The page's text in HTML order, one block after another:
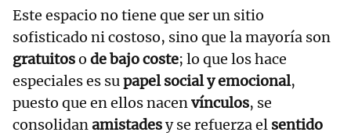
Este espacio no tiene que ser un sitio
sofisticado ni costoso, sino que la mayoría son
gratuitoso de bajo coste; lo que los hace
especiales es supapel social y emocional,
puesto que en ellos nacenvínculos, se
consolidanamistadesy se refuerza el sentido